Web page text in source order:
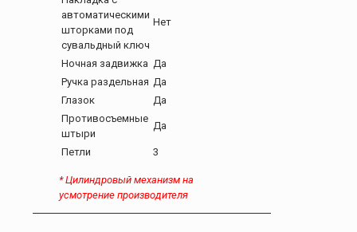
автоматическими
шторками под
сувальдный ключ
Нет
Ночная задвижка Да
Ручка раздельная Да
Глазок
Да
Противосъемные
штыри
Да
Петли 3
* Цилиндровый механизм на
усмотрение производителя